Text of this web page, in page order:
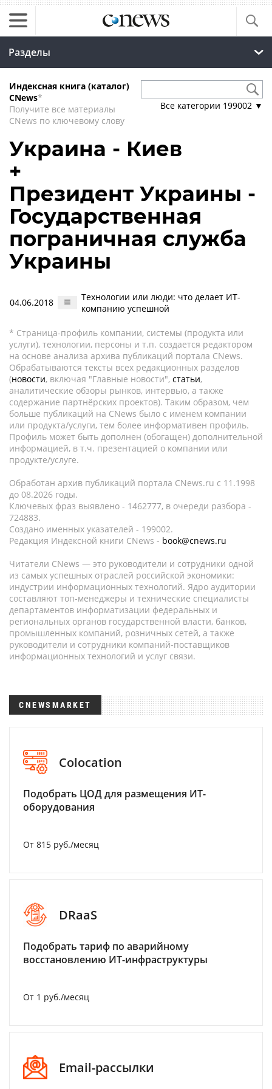
Разделы
Индексная книга (каталог)
CNews*
Получите все материалы
CNews по ключевому слову
Все категории 199002 ▼
Украина - Киев
+
Президент Украины -
Государственная
пограничная служба
Украины
04.06.2018
Технологии или люди: что делает ИТ-
компанию успешной
* Страница-профиль компании, системы (продукта или
услуги), технологии, персоны и т.п. создается редактором
на основе анализа архива публикаций портала CNews.
Обрабатываются тексты всех редакционных разделов
(новости, включая "Главные новости", статьи,
аналитические обзоры рынков, интервью, а также
содержание партнёрских проектов). Таким образом, чем
больше публикаций на CNews было с именем компании
или продукта/услуги, тем более информативен профиль.
Профиль может быть дополнен (обогащен) дополнительной
информацией, в т.ч. презентацией о компании или
продукте/услуге.
Обработан архив публикаций портала CNews.ru c 11.1998
до 08.2026 годы.
Ключевых фраз выявлено - 1462777, в очереди разбора -
724883.
Создано именных указателей - 199002.
Редакция Индексной книги CNews - book@cnews.ru
Читатели CNews — это руководители и сотрудники одной
из самых успешных отраслей российской экономики:
индустрии информационных технологий. Ядро аудитории
составляют топ-менеджеры и технические специалисты
департаментов информатизации федеральных и
региональных органов государственной власти, банков,
промышленных компаний, розничных сетей, а также
руководители и сотрудники компаний-поставщиков
информационных технологий и услуг связи.
CNEWSMARKET
Colocation
Подобрать ЦОД для размещения ИТ-
оборудования
От 815 руб./месяц
DRaaS
Подобрать тариф по аварийному
восстановлению ИТ-инфраструктуры
От 1 руб./месяц
Email-рассылки